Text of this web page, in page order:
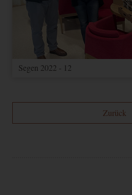
Segen 2022 - 12
Zurück
Enthält Informationen zu
Kampagnen für den Benutzer.
Wenn Sie Ihr Google
Analytics- und Ihr Google
Ads Konto verknüpft haben,
werden Elemente zur
Effizienzmessung dieses